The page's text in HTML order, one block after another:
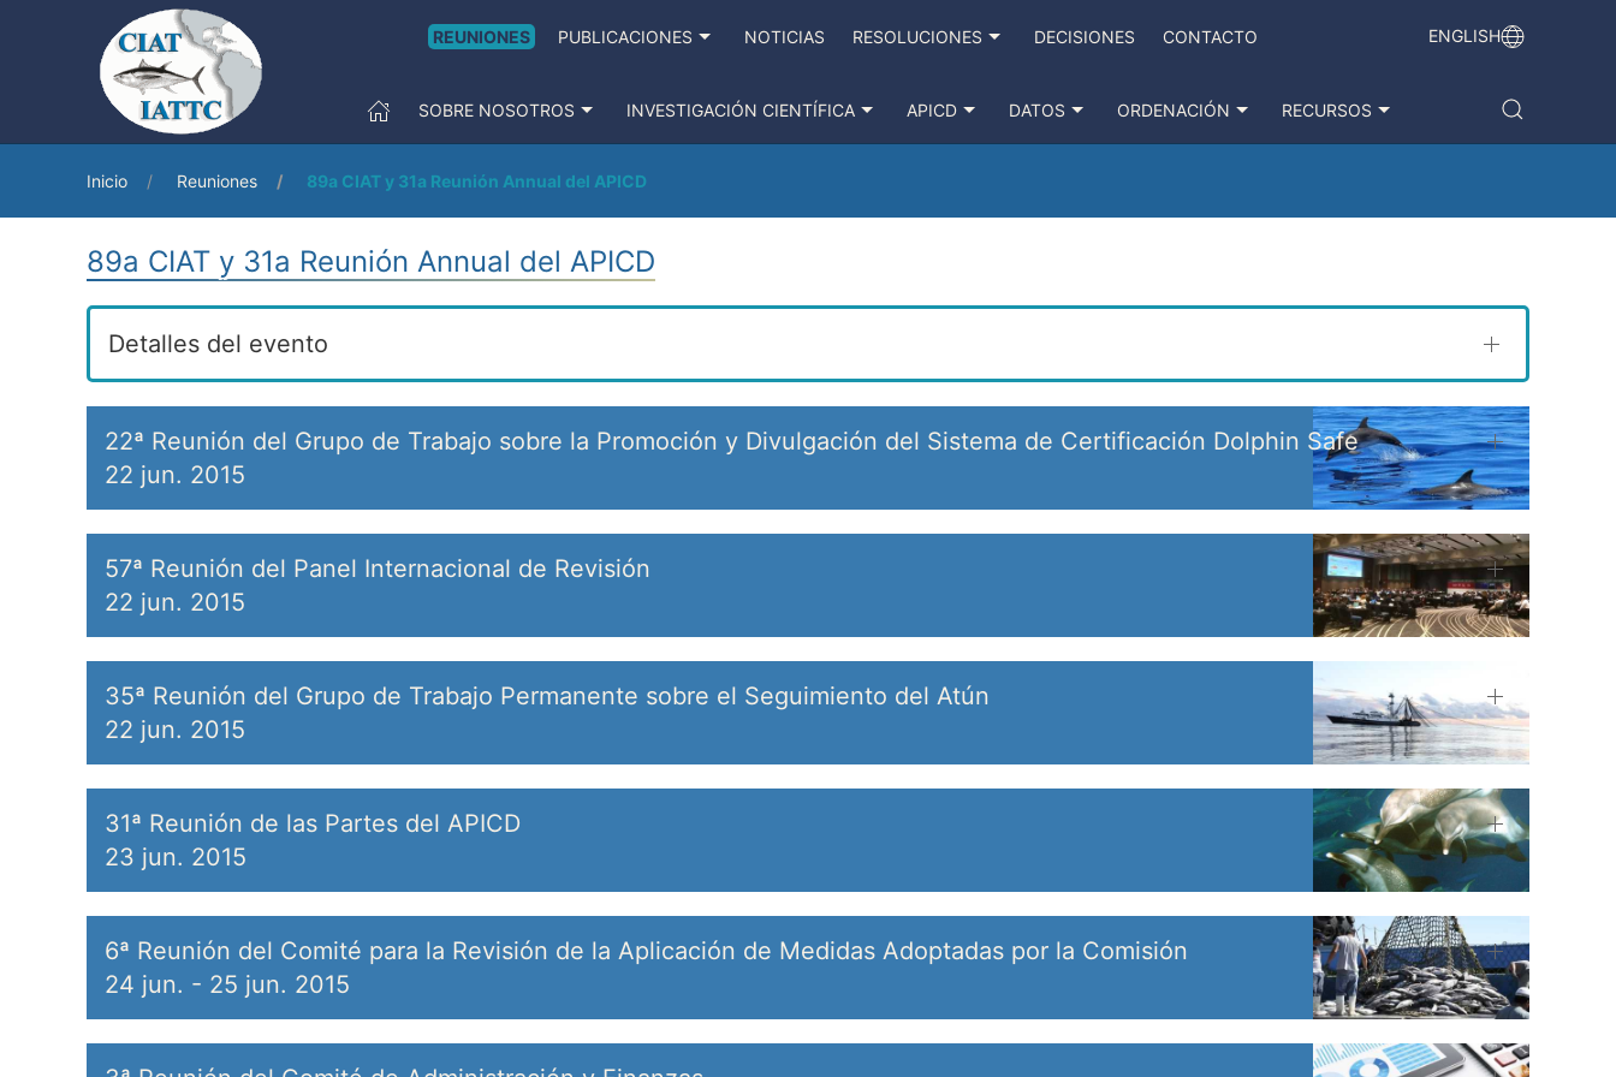
REUNIONES PUBLICACIONES NOTICIAS RESOLUCIONES DECISIONES CONTACTO ENGLISH
SOBRE NOSOTROS INVESTIGACIÓN CIENTÍFICA APICD DATOS ORDENACIÓN RECURSOS
Inicio Reuniones 89a CIAT y 31a Reunión Annual del APICD
89a CIAT y 31a Reunión Annual del APICD
Detalles del evento
22ª Reunión del Grupo de Trabajo sobre la Promoción y Divulgación del Sistema de Certificación Dolphin Safe
22 jun. 2015
57ª Reunión del Panel Internacional de Revisión
22 jun. 2015
35ª Reunión del Grupo de Trabajo Permanente sobre el Seguimiento del Atún
22 jun. 2015
31ª Reunión de las Partes del APICD
23 jun. 2015
6ª Reunión del Comité para la Revisión de la Aplicación de Medidas Adoptadas por la Comisión
24 jun. - 25 jun. 2015